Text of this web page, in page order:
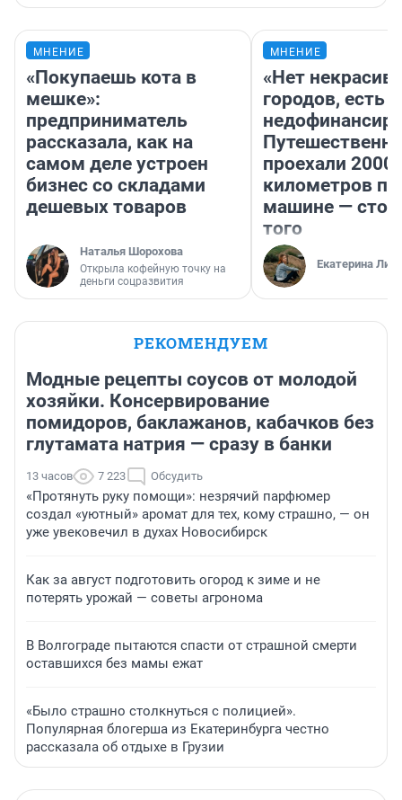
МНЕНИЕ
«Покупаешь кота в
мешке»:
предприниматель
рассказала, как на
самом деле устроен
бизнес со складами
дешевых товаров
Наталья Шорохова
Открыла кофейную точку на
деньги соцразвития
МНЕНИЕ
«Нет
городов, есть
проехали 2000
километров по
машине —
того
Екатерина
РЕКОМЕНДУЕМ
Модные рецепты соусов от молодой
хозяйки. Консервирование
помидоров, баклажанов, кабачков без
глутамата натрия — сразу в банки
13 часов 7 223 Обсудить
«Протянуть руку помощи»: незрячий парфюмер
создал «уютный» аромат для тех, кому страшно, — он
уже увековечил в духах Новосибирск
Как за август подготовить огород к зиме и не
потерять урожай — советы агронома
В Волгограде пытаются спасти от страшной смерти
оставшихся без мамы ежат
«Было страшно столкнуться с полицией».
Популярная блогерша из Екатеринбурга честно
рассказала об отдыхе в Грузии